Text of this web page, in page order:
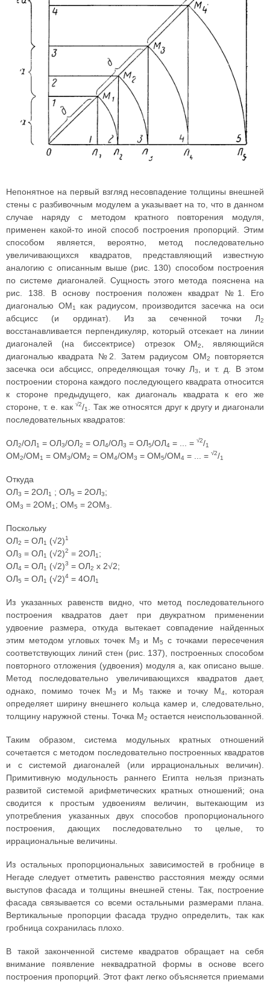
Непонятное на первый взгляд несовпадение толщины внешней
стены с разбивочным модулем а указывает на то, что в данном
случае наряду с методом кратного повторения модуля,
применен какой-то иной способ построения пропорций. Этим
способом является, вероятно, метод последовательно
увеличивающихся квадратов, представляющий известную
аналогию с описанным выше (рис. 130) способом построения
по системе диагоналей. Сущность этого метода пояснена на
рис. 138. В основу построения положен квадрат №1. Его
диагональю ОМ1
как радиусом, производится засечка на оси
абсцисс (и ординат). Из за сеченной точки Л2
восстанавливается перпендикуляр, который отсекает на линии
диагоналей (на биссектрисе) отрезок ОМ2
, являющийся
диагональю квадрата №2. Затем радиусом ОМ2
повторяется
засечка оси абсцисс, определяющая точку Л3
, и т. д. В этом
построении сторона каждого последующего квадрата относится
к стороне предыдущего, как диагональ квадрата к его же
стороне, т. е. как√2/1
. Так же относятся друг к другу и диагонали
последовательных квадратов:
ОЛ2/ОЛ1 = ОЛ3/ОЛ2 = ОЛ4/ОЛ3 = ОЛ5/ОЛ4 = ... = √2/1
ОМ2/ОМ1 = ОМ3/ОМ2 = ОМ4/ОМ3 = ОМ5/ОМ4 = ... = √2/1
Откуда
ОЛ3 = 2ОЛ1 ; ОЛ5 = 2ОЛ3;
ОМ3 = 2ОМ1; ОM5 = 2ОM3
Поскольку
OЛ2 = OЛ1 (√2)1
ОЛ3 = ОЛ1 (√2)2 = 2ОЛ1;
ОЛ4 = ОЛ1 (√2)3 = ОЛ2 х 2√2;
ОЛ5 = ОЛ1 (√2)4 = 4ОЛ1
Из указанных равенств видно, что метод последовательного
построения квадратов дает при двукратном применении
удвоение размера, откуда вытекает совпадение найденных
этим методом угловых точек М3 и М5
с точками пересечения
соответствующих линий стен (рис. 137), построенных способом
повторного отложения (удвоения) модуля а, как описано выше.
Метод последовательно увеличивающихся квадратов дает,
однако, помимо точек М3 и М5 также и точку М4
, которая
определяет ширину внешнего кольца камер и, следовательно,
толщину наружной стены. Точка М2 остается неиспользованной.
Таким образом, система модульных кратных отношений
сочетается с методом последовательно построенных квадратов
и с системой диагоналей (или иррациональных величин).
Примитивную модульность раннего Египта нельзя признать
развитой системой арифметических кратных отношений; она
сводится к простым удвоениям величин, вытекающим из
употребления указанных двух способов пропорционального
построения, дающих последовательно то целые, то
иррациональные величины.
Из остальных пропорциональных зависимостей в гробнице в
Негаде следует отметить равенство расстояния между осями
выступов фасада и толщины внешней стены. Так, построение
фасада связывается со всеми остальными размерами плана.
Вертикальные пропорции фасада трудно определить, так как
гробница сохранилась плохо.
В такой законченной системе квадратов обращает на себя
внимание появление неквадратной формы в основе всего
построения пропорций. Этот факт легко объясняется приемами